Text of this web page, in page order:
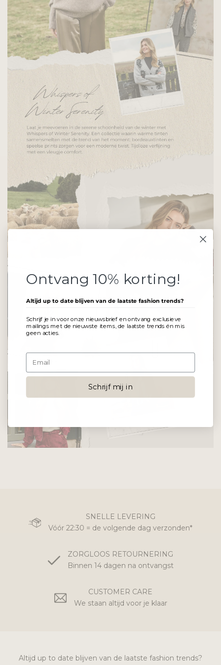
SNELLE LEVERING
Vóór 22:30 = de volgende dag verzonden*
ZORGLOOS RETOURNERING
Binnen 14 dagen na ontvangst
CUSTOMER CARE
We staan altijd voor je klaar
Altijd up to date blijven van de laatste fashion trends?
Ontvang 10% korting!
Altijd up to date blijven van de laatste fashion trends?
Schrijf je in voor onze nieuwsbrief en ontvang exclusieve
mailings met de nieuwste items, de laatste trends én mis
geen acties.
Schrijf mij in